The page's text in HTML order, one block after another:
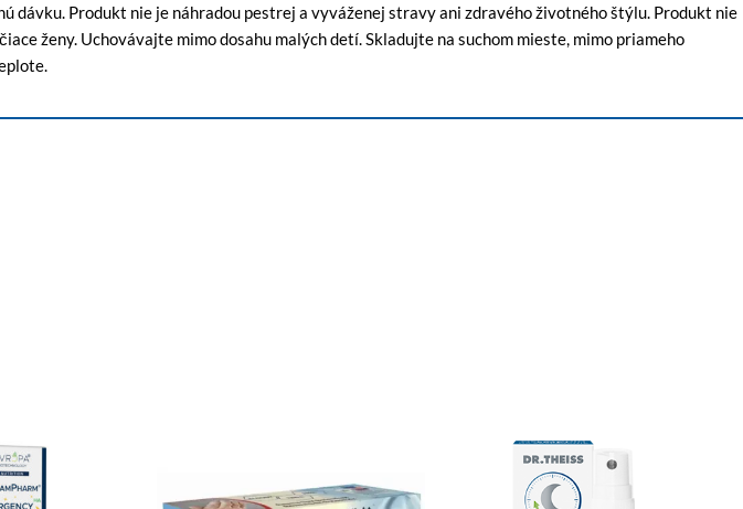
dávku. Produkt nie je náhradou pestrej a vyváženej stravy ani zdravého životného štýlu. Produkt nie
ženy. Uchovávajte mimo dosahu malých detí. Skladujte na suchom mieste, mimo priameho